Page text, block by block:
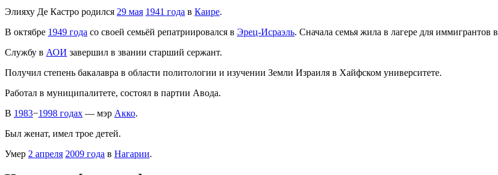
Элияху Де Кастро родился 29 мая 1941 года в Каире.
В октябре 1949 года со своей семьёй репатриировался в Эрец-Исраэль. Сначала семья жила в лагере для иммигрантов в
Службу в АОИ завершил в звании старший сержант.
Получил степень бакалавра в области политологии и изучении Земли Израиля в Хайфском университете.
Работал в муниципалитете, состоял в партии Авода.
В 1983−1998 годах — мэр Акко.
Был женат, имел трое детей.
Умер 2 апреля 2009 года в Нагарии.